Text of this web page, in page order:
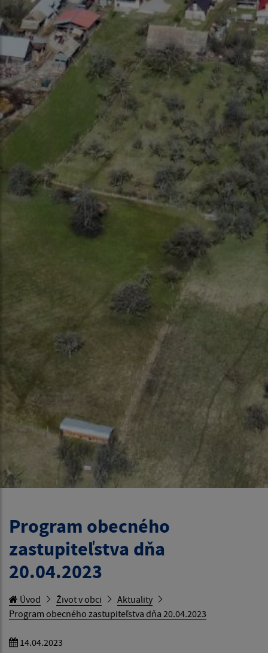
Program obecného
zastupiteľstva dňa
20.04.2023
Úvod Život v obci
Aktuality
Program obecného zastupiteľstva dňa 20.04.2023
14.04.2023